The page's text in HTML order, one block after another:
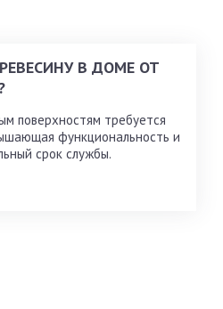
В ДОМЕ ОТ
поверхностям требуется
функциональность и
срок службы.